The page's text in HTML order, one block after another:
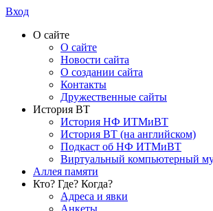
Вход
О сайте
О сайте
Новости сайта
О создании сайта
Контакты
Дружественные сайты
История ВТ
История НФ ИТМиВТ
История ВТ (на английском)
Подкаст об НФ ИТМиВТ
Виртуальный компьютерный
Аллея памяти
Кто? Где? Когда?
Адреса и явки
Анкеты